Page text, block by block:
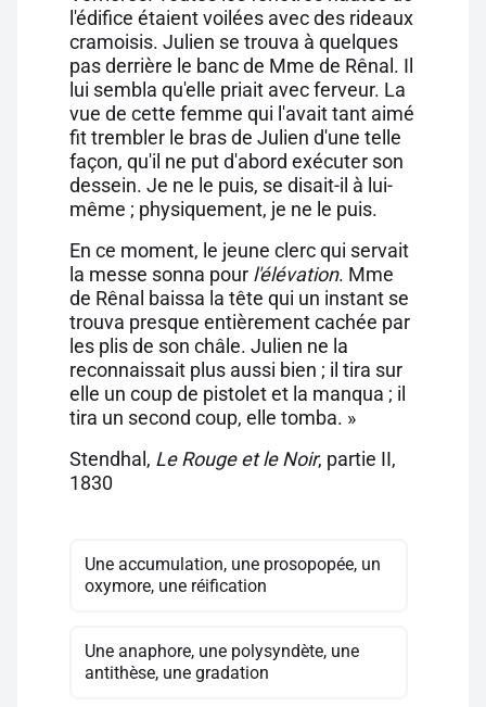
l'édifice étaient voilées avec des rideaux
cramoisis. Julien se trouva à quelques
pas derrière le banc de Mme de Rênal. Il
lui sembla qu'elle priait avec ferveur. La
vue de cette femme qui l'avait tant aimé
fit trembler le bras de Julien d'une telle
façon, qu'il ne put d'abord exécuter son
dessein. Je ne le puis, se disait-il à lui-
même ; physiquement, je ne le puis.
En ce moment, le jeune clerc qui servait
la messe sonna pour l'élévation. Mme
de Rênal baissa la tête qui un instant se
trouva presque entièrement cachée par
les plis de son châle. Julien ne la
reconnaissait plus aussi bien ; il tira sur
elle un coup de pistolet et la manqua ; il
tira un second coup, elle tomba. »
Stendhal, Le Rouge et le Noir, partie II,
1830
Une accumulation, une prosopopée, un
oxymore, une réification
Une anaphore, une polysyndète, une
antithèse, une gradation